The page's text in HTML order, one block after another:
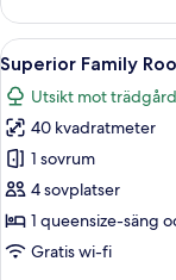
Family
Room
with
Land
View
(4
persons)
Öppna
alla
foton
för
Superior
Family
Room
with
3
Superior Family
Utsikt mot
40 kvadratmeter
1 sovrum
4 sovplatser
1 queensize-säng
Gratis wi-fi